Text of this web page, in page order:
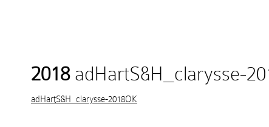
2018adHartS&H_clarysse-
adHartS&H_clarysse-2018OK